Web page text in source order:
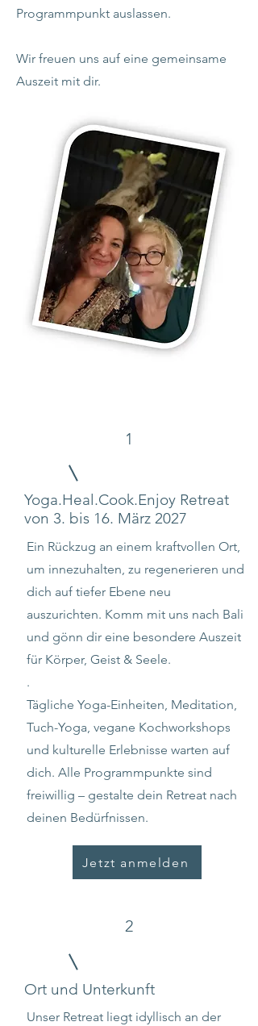
Programmpunkt auslassen.
Wir freuen uns auf eine gemeinsame
Auszeit mit dir.
1
Yoga.Heal.Cook.Enjoy Retreat
von 3. bis 16. März 2027
Ein Rückzug an einem kraftvollen Ort,
um innezuhalten, zu regenerieren und
dich auf tiefer Ebene neu
auszurichten. Komm mit uns nach Bali
und gönn dir eine besondere Auszeit
für Körper, Geist & Seele.
.
Tägliche Yoga-Einheiten, Meditation,
Tuch-Yoga, vegane Kochworkshops
und kulturelle Erlebnisse warten auf
dich. Alle Programmpunkte sind
freiwillig – gestalte dein Retreat nach
deinen Bedürfnissen.
Jetzt anmelden
2
Ort und Unterkunft
Unser Retreat liegt idyllisch an der